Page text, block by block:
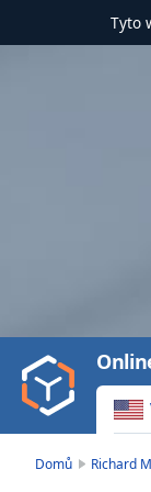
Tyto
Video
Play
Backward
Skip
Domů Richard